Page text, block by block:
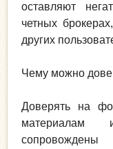
оставляют
четных
других
Чему можно
Доверять на
материалам